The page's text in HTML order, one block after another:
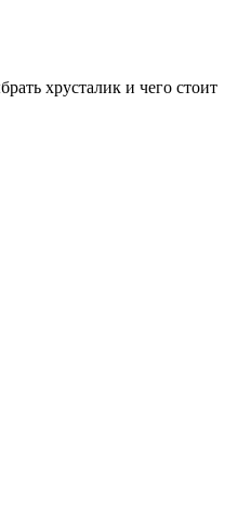
хрусталик и чего стоит